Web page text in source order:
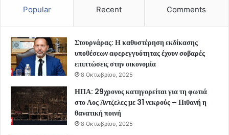
Popular Recent Comments
Στουρνάρας: Η καθυστέρηση εκδίκασης
υποθέσεων αφερεγγυότητας έχουν σοβαρές
επιπτώσεις στην οικονομία
8 Οκτωβρίου, 2025
ΗΠΑ: 29χρονος κατηγορείται για τη φωτιά
στο Λος Άντζελες με 31 νεκρούς – Πιθανή η
θανατική ποινή
8 Οκτωβρίου, 2025